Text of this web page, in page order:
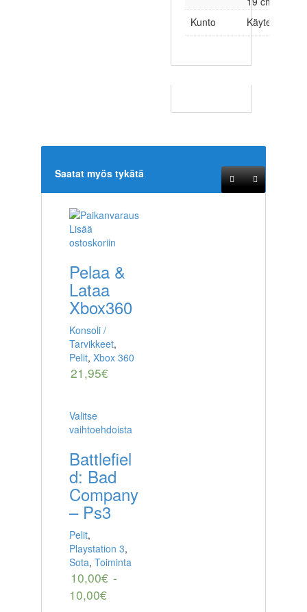
Kunto
Käytetty
Saatat myös tykätä
Lisää
ostoskoriin
Pelaa &
Lataa
Xbox360
Konsoli /
Tarvikkeet,
Pelit, Xbox 360
21,95€
Valitse
vaihtoehdoista
Battlefiel
d: Bad
Company
– Ps3
Pelit,
Playstation 3,
Sota, Toiminta
10,00€ -
10,00€